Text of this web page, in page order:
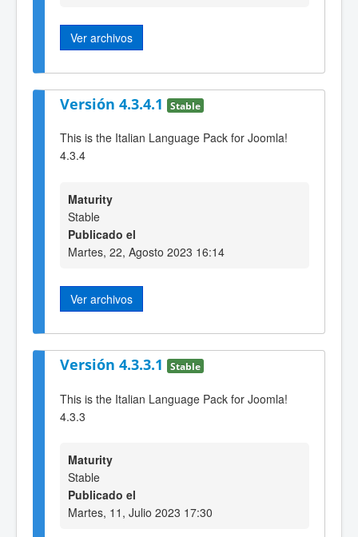
Ver archivos
Versión 4.3.4.1 Stable
This is the Italian Language Pack for Joomla!
4.3.4
Maturity
Stable
Publicado el
Martes, 22, Agosto 2023 16:14
Ver archivos
Versión 4.3.3.1 Stable
This is the Italian Language Pack for Joomla!
4.3.3
Maturity
Stable
Publicado el
Martes, 11, Julio 2023 17:30